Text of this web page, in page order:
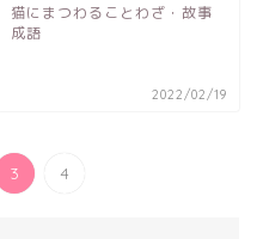
猫にまつわることわざ・故事
成語
2022/02/19
3 4